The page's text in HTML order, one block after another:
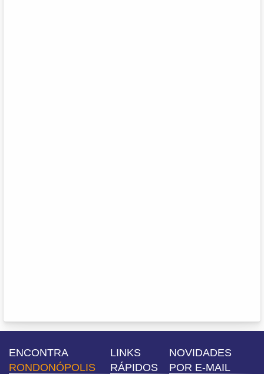
ENCONTRA
RONDONÓPOLIS
LINKS
RÁPIDOS
NOVIDADES
POR E-MAIL